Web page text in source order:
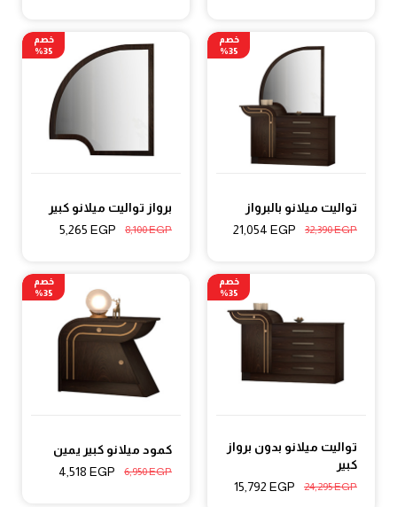
تواليت ميلانو بالبرواز
32,390EGP
21,054 EGP
خصم
35%
برواز تواليت ميلانو كبير
8,100EGP
5,265 EGP
خصم
35%
تواليت ميلانو بدون برواز
كبير
24,295EGP
15,792 EGP
خصم
35%
كمود ميلانو كبير يمين
6,950EGP
4,518 EGP
خصم
35%